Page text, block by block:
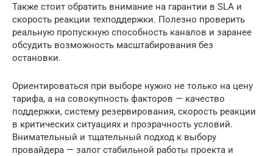
Также стоит обратить внимание на гарантии в SLA и
скорость реакции техподдержки. Полезно проверить
реальную пропускную способность каналов и заранее
обсудить возможность масштабирования без
остановки.
Ориентироваться при выборе нужно не только на цену
тарифа, а на совокупность факторов — качество
поддержки, систему резервирования, скорость реакции
в критических ситуациях и прозрачность условий.
Внимательный и тщательный подход к выбору
провайдера — залог стабильной работы проекта и